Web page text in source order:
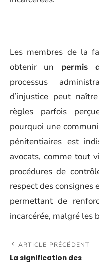
Les membres de la
obtenir un permis
processus
d’injustice peut
règles parfois
pourquoi une
pénitentiaires est
avocats, comme tout
procédures de
respect des consignes
permettant de
incarcérée, malgré les
ARTICLE PRÉCÉDENT
La signification des